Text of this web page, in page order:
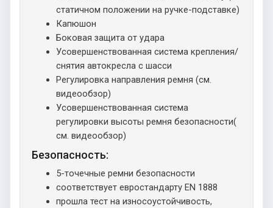
статичном положении на ручке-подставке)
Капюшон
Боковая защита от удара
Усовершенствованная система крепления/
снятия автокресла с шасси
Регулировка направления ремня (см.
видеообзор)
Усовершенствованная система
регулировки высоты ремня безопасности(
см. видеообзор)
Безопасность:
5-точечные ремни безопасности
соответствует евростандарту EN 1888
прошла тест на износоустойчивость,